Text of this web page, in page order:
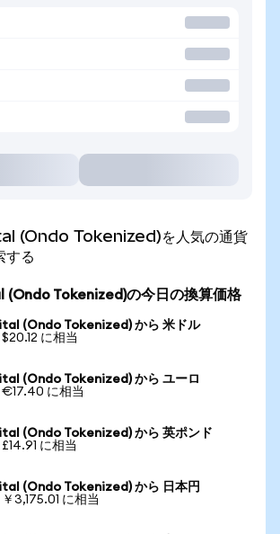
(Ondo Tokenized)を人気の通貨
する
Tokenized)の今日の換算価格
(Ondo Tokenized) から 米ドル
に相当
(Ondo Tokenized) から ユーロ
€17.40 に相当
(Ondo Tokenized) から 英ポンド
に相当
(Ondo Tokenized) から 日本円
3,175.01 に相当